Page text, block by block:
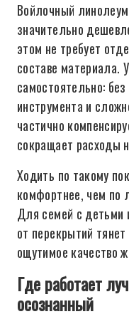
Войлочный
значительно
этом не требует
составе материала.
самостоятельно:
инструмента и
частично
сокращает расходы
Ходить по такому
комфортнее, чем по
Для семей с детьми
от перекрытий
ощутимое качество
Где работает
осознанный